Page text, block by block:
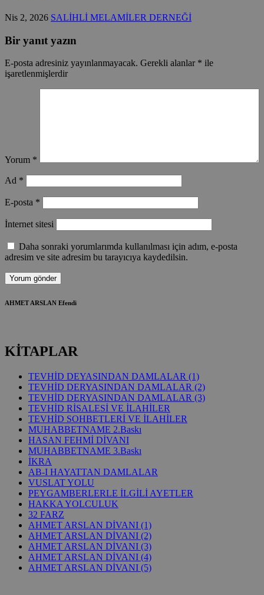
Nis 2, 2026 SALİHLİ MELAMİLER DERNEĞİ
Bir yanıt yazın
E-posta adresiniz yayınlanmayacak. Gerekli alanlar * ile
işaretlenmişlerdir
Yorum *
Ad *
E-posta *
İnternet sitesi
Daha sonraki yorumlarımda kullanılması için adım, e-posta
adresim ve site adresim bu tarayıcıya kaydedilsin.
AHMET ARSLAN Efendi
KİTAPLAR
TEVHİD DEYASINDAN DAMLALAR (1)
TEVHİD DERYASINDAN DAMLALAR (2)
TEVHİD DERYASINDAN DAMLALAR (3)
TEVHİD RİSALESİ VE İLAHİLER
TEVHİD SOHBETLERİ VE İLAHİLER
MUHABBETNAME 2.Baskı
HASAN FEHMİ DİVANI
MUHABBETNAME 3.Baskı
İKRA
AB-I HAYATTAN DAMLALAR
VUSLAT YOLU
PEYGAMBERLERLE İLGİLİ AYETLER
HAKKA YOLCULUK
32 FARZ
AHMET ARSLAN DİVANI (1)
AHMET ARSLAN DİVANI (2)
AHMET ARSLAN DİVANI (3)
AHMET ARSLAN DİVANI (4)
AHMET ARSLAN DİVANI (5)